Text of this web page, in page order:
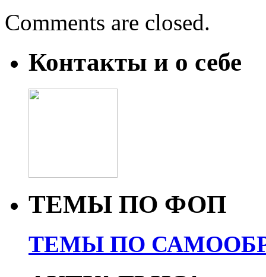
Comments are closed.
Контакты и о себе
ТЕМЫ ПО ФОП
ТЕМЫ ПО